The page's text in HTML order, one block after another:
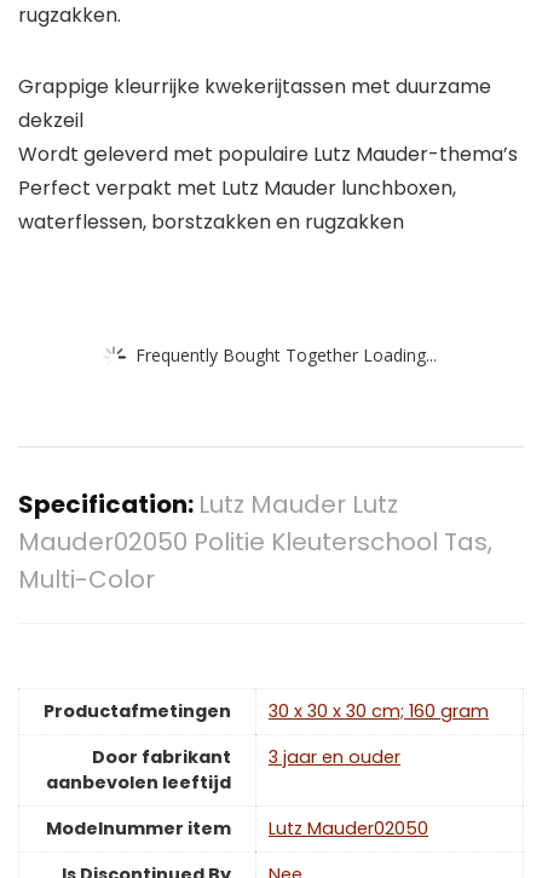
rugzakken.
Grappige kleurrijke kwekerijtassen met duurzame
dekzeil
Wordt geleverd met populaire Lutz Mauder-thema’s
Perfect verpakt met Lutz Mauder lunchboxen,
waterflessen, borstzakken en rugzakken
Frequently Bought Together Loading...
Specification: Lutz Mauder Lutz
Mauder02050 Politie Kleuterschool Tas,
Multi-Color
Productafmetingen
‎30 x 30 x 30 cm; 160 gram
Door fabrikant
aanbevolen leeftijd
‎3 jaar en ouder
Modelnummer item
‎Lutz Mauder02050